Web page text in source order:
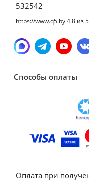
532542
https://www.q5.by4.8 из5
Способы оплаты
Оплата при